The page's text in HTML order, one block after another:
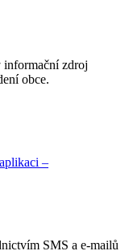
informační zdroj
obce.
–
SMS a e-mailů